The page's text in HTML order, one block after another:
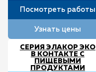
Посмотреть работы
Узнать цены
СЕРИЯ ЭЛАКОР ЭКО
В КОНТАКТЕ С
ПИЩЕВЫМИ
ПРОДУКТАМИ